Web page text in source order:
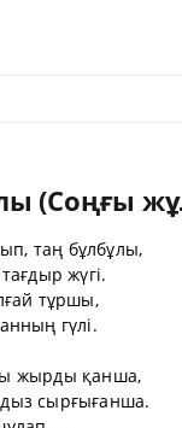
(Соңғы
таң бұлбұлы,
жүгі.
тұршы,
гүлі.
жырды қанша,
сырғығанша.